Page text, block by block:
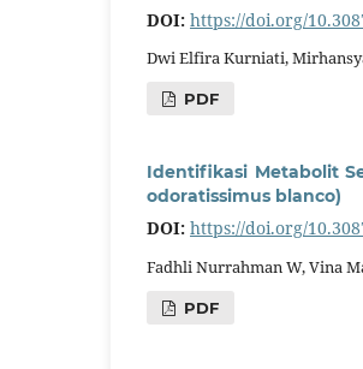
DOI: https://doi.org/
Dwi Elfira Kurniati,
PDF
Identifikasi Metabolit
odoratissimus blanco)
DOI: https://doi.org/
Fadhli Nurrahman W, Vina
PDF